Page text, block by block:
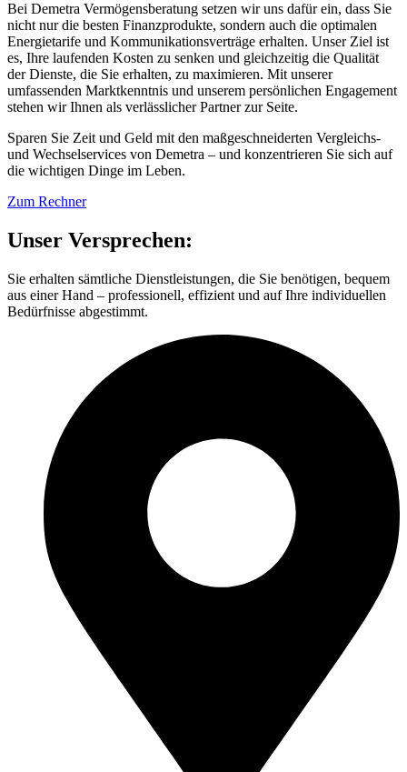
Bei Demetra Vermögensberatung setzen wir uns dafür ein, dass Sie
nicht nur die besten Finanzprodukte, sondern auch die optimalen
Energietarife und Kommunikationsverträge erhalten. Unser Ziel ist
es, Ihre laufenden Kosten zu senken und gleichzeitig die Qualität
der Dienste, die Sie erhalten, zu maximieren. Mit unserer
umfassenden Marktkenntnis und unserem persönlichen Engagement
stehen wir Ihnen als verlässlicher Partner zur Seite.
Sparen Sie Zeit und Geld mit den maßgeschneiderten Vergleichs-
und Wechselservices von Demetra – und konzentrieren Sie sich auf
die wichtigen Dinge im Leben.
Zum Rechner
Unser Versprechen:
Sie erhalten sämtliche Dienstleistungen, die Sie benötigen, bequem
aus einer Hand – professionell, effizient und auf Ihre individuellen
Bedürfnisse abgestimmt.